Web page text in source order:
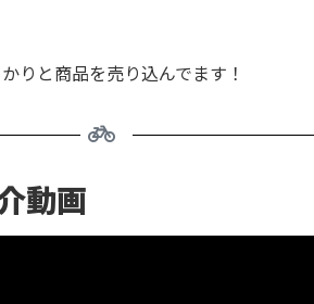
りと商品を売り込んでます！
動画